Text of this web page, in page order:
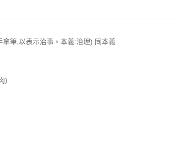
拿筆,以表示治事。本義:治理) 同本義
)